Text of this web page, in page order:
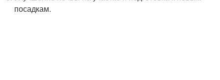
посадкам.